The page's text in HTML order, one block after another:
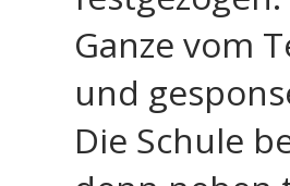
Ganze vom
und
Die Schule